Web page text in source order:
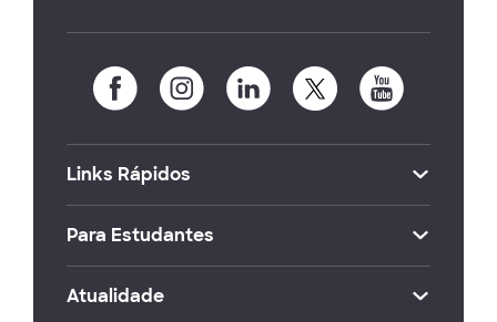
Links Rápidos
Para Estudantes
Atualidade